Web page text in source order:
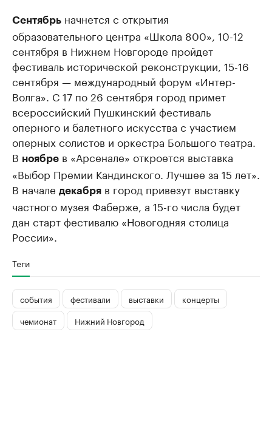
Сентябрь начнется с открытия
образовательного центра «Школа 800», 10-12
сентября в Нижнем Новгороде пройдет
фестиваль исторической реконструкции, 15-16
сентября — международный форум «Интер-
Волга». С 17 по 26 сентября город примет
всероссийский Пушкинский фестиваль
оперного и балетного искусства с участием
оперных солистов и оркестра Большого театра.
В ноябре в «Арсенале» откроется выставка
«Выбор Премии Кандинского. Лучшее за 15 лет».
В начале декабря в город привезут выставку
частного музея Фаберже, а 15-го числа будет
дан старт фестивалю «Новогодняя столица
России».
Теги
события фестивали выставки
концерты
чемионат
Нижний Новгород